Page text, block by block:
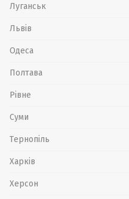
Луганськ
Львів
Одеса
Полтава
Рівне
Суми
Тернопіль
Харків
Херсон